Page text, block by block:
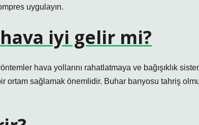
uygulayın.
iyi gelir mi?
hava yollarını rahatlatmaya ve bağışıklık
ortam sağlamak önemlidir. Buhar banyosu tahriş